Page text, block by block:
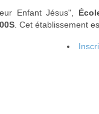
Enfant Jésus",
. Cet établissement